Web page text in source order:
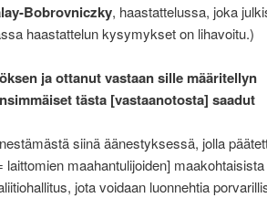
Bobrovniczky, haastattelussa, joka
haastattelun kysymykset on lihavoitu.)
ja ottanut vastaan sille määritellyn
tästa [vastaanotosta] saadut
siinä äänestyksessä, jolla
laittomien maahantulijoiden]
jota voidaan luonnehtia